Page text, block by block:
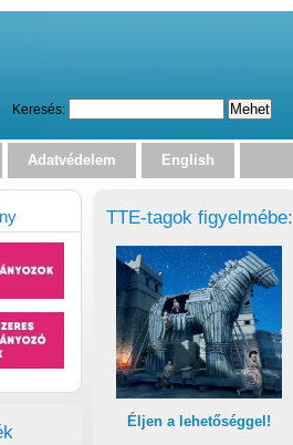
Keresés:
Adatvédelem English
TTE-tagok figyelmébe:
Éljen a lehetőséggel!